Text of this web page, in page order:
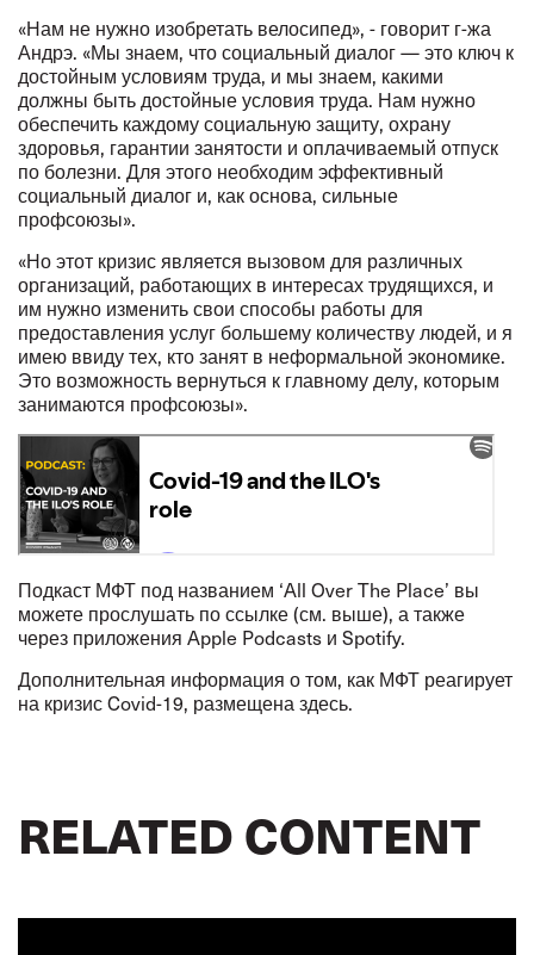
«Нам не нужно изобретать велосипед», - говорит г-жа
Андрэ. «Мы знаем, что социальный диалог — это ключ к
достойным условиям труда, и мы знаем, какими
должны быть достойные условия труда. Нам нужно
обеспечить каждому социальную защиту, охрану
здоровья, гарантии занятости и оплачиваемый отпуск
по болезни. Для этого необходим эффективный
социальный диалог и, как основа, сильные
профсоюзы».
«Но этот кризис является вызовом для различных
организаций, работающих в интересах трудящихся, и
им нужно изменить свои способы работы для
предоставления услуг большему количеству людей, и я
имею ввиду тех, кто занят в неформальной экономике.
Это возможность вернуться к главному делу, которым
занимаются профсоюзы».
Подкаст МФТ под названием ‘All Over The Place’ вы
можете прослушать по ссылке (см. выше), а также
через приложения Apple Podcasts и Spotify.
Дополнительная информация о том, как МФТ реагирует
на кризис Covid-19, размещена здесь.
RELATED CONTENT